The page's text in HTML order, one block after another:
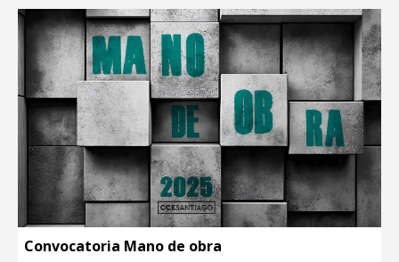
Convocatoria Mano de obra